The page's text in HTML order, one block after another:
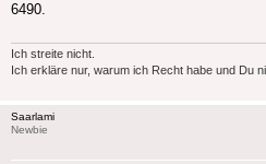
6490.
Ich streite nicht.
Ich erkläre nur, warum ich Recht habe und Du
Saarlami
Newbie